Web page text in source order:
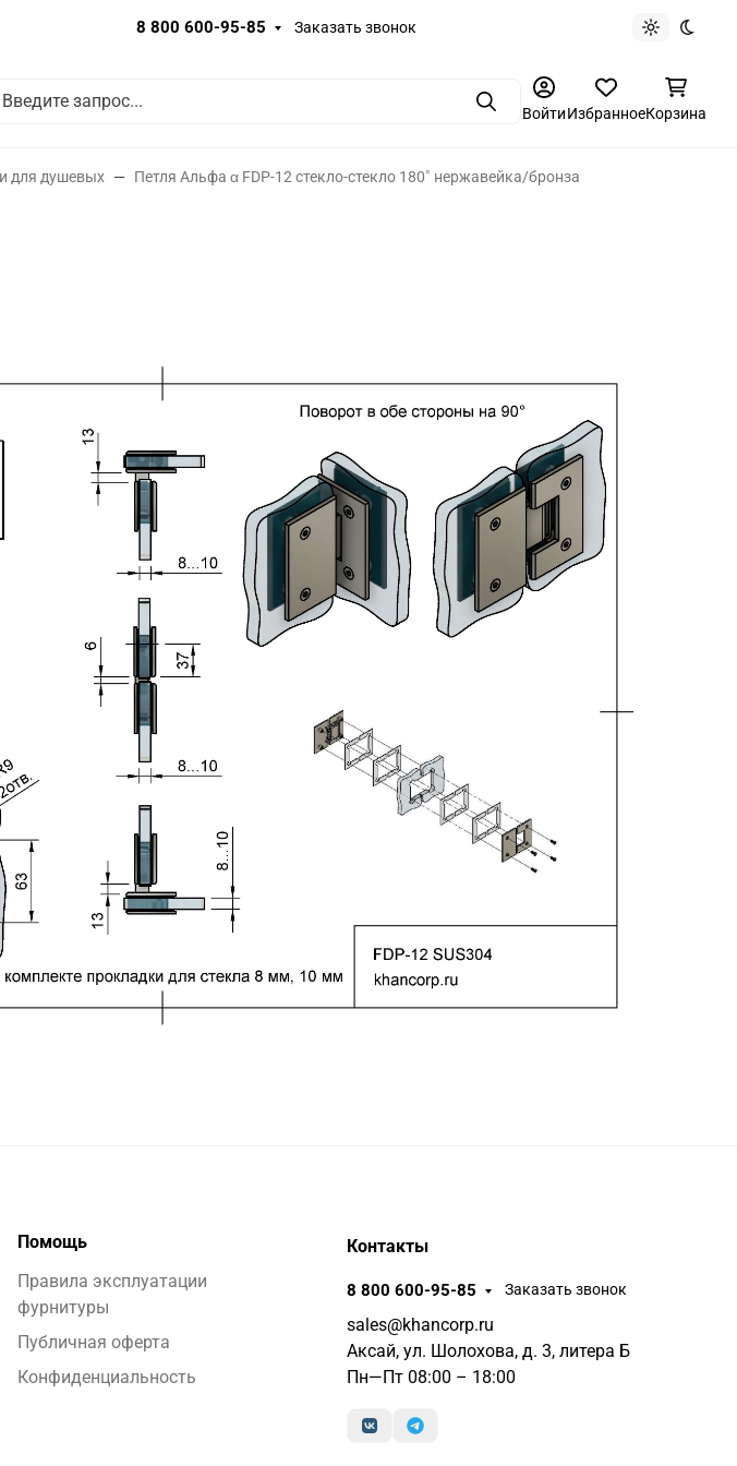
8 800 600-95-85 Заказать звонок
Светлая
ПоискВойтиИзбранноеКорзина
для душевых
Петля Альфа α FDP-12 стекло-стекло 180˚ нержавейка/бронза
Помощь
Правила эксплуатации
фурнитуры
Публичная оферта
Конфиденциальность
Контакты
8 800 600-95-85 Заказать звонок
sales@khancorp.ru
Аксай, ул. Шолохова, д. 3, литера Б
Пн—Пт 08:00 – 18:00